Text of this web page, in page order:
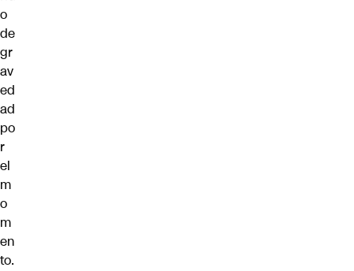
o
de
gr
av
ed
ad
po
r
el
m
o
m
en
to.